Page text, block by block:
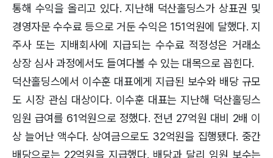
통해 수익을 올리고 있다. 지난해 덕산홀딩스가 상표권 및
경영자문 수수료 등으로 거둔 수익은 151억원에 달했다. 지
주사 또는 지배회사에 지급되는 수수료 적정성은 거래소
상장 심사 과정에서도 들여다볼 수 있는 대목으로 꼽힌다.
덕산홀딩스에서 이수훈 대표에게 지급된 보수와 배당 규모
도 시장 관심 대상이다. 이수훈 대표는 지난해 덕산홀딩스
임원 급여를 61억원으로 정했다. 전년 27억원 대비 2배 이
상 늘어난 액수다. 상여금으로도 32억원을 집행됐다. 중간
배당으로는 22억원을 지급했다. 배당과 달리 임원 보수는